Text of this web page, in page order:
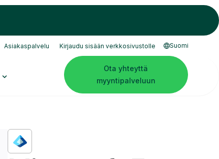
Asiakaspalvelu Kirjaudu sisään verkkosivustolle Suomi
Ota yhteyttä
myyntipalveluun